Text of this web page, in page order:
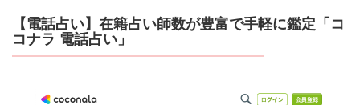
【電話占い】在籍占い師数が豊富で手軽に鑑定「コ
コナラ 電話占い」